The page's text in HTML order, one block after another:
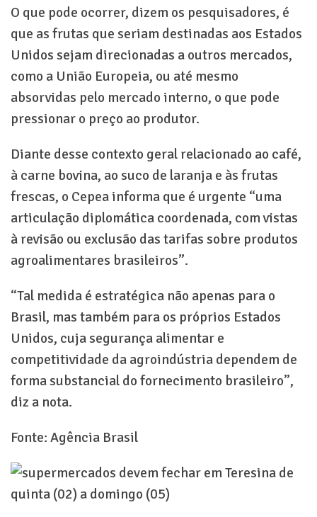
O que pode ocorrer, dizem os pesquisadores, é
que as frutas que seriam destinadas aos Estados
Unidos sejam direcionadas a outros mercados,
como a União Europeia, ou até mesmo
absorvidas pelo mercado interno, o que pode
pressionar o preço ao produtor.
Diante desse contexto geral relacionado ao café,
à carne bovina, ao suco de laranja e às frutas
frescas, o Cepea informa que é urgente “uma
articulação diplomática coordenada, com vistas
à revisão ou exclusão das tarifas sobre produtos
agroalimentares brasileiros”.
“Tal medida é estratégica não apenas para o
Brasil, mas também para os próprios Estados
Unidos, cuja segurança alimentar e
competitividade da agroindústria dependem de
forma substancial do fornecimento brasileiro”,
diz a nota.
Fonte: Agência Brasil